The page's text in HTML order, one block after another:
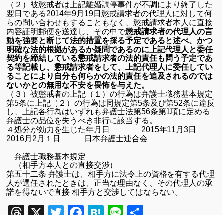
（２）被懲戒者は上記離婚調停事件が不調により終了した
翌日である2014年9月19日懲戒請求者の代理人に対して何
らの問い合わせもすることもなく、懲戒請求者本人に直接
内容証明郵便を送達し、その中で懲戒請求者の代理人の言
動を強要と断じて法的措置を採る予定であると述べ、かつ
明確な法的根拠があるか疑問であるのに上記代理人と委任
契約を締結している懲戒請求者の法的責任も問う予定であ
る等記載し、懲戒請求者をして、上記代理人に委任してい
ることにより自分も何らかの法的責任を追及されるのでは
ないかとの無用な不安を畏怖を与えた。
（３）被懲戒者の上記（１）の行為は弁護士職務基本規定
第5条に上記（２）の行為は同規定第5条及び第52条に違反
し、上記各行為はいずれも弁護士法第56条第1項に定める
弁護士の品位を失うべき非行に該当する。
４処分が効力を生じた年月日 2015年11 月3日
2016月 2 月１日 日本弁護士連合会
弁護士職務基本規定
（相手方本人との直接交渉）
第五十二条 弁護士は、相手方に法令上の資格を有する代理
人が選任されたときは、正当な理由なく、その代理人の承
諾を得ないで直接 相手方と交渉してはならない。